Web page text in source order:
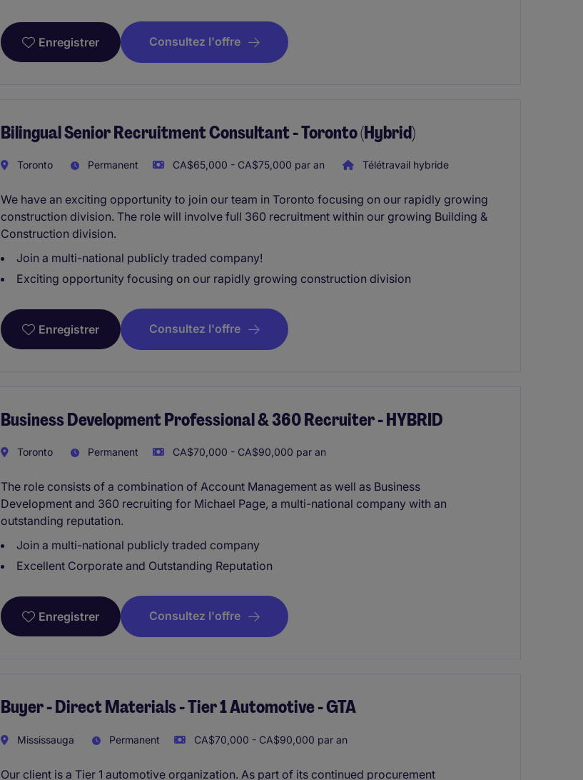
Enregistrer Consultez l'offre
Bilingual Senior Recruitment Consultant - Toronto (Hybrid)
Toronto Permanent CA$65,000 - CA$75,000 par an Télétravail hybride
We have an exciting opportunity to join our team in Toronto focusing on our rapidly growing
construction division. The role will involve full 360 recruitment within our growing Building &
Construction division.
Join a multi-national publicly traded company!
Exciting opportunity focusing on our rapidly growing construction division
Enregistrer Consultez l'offre
Business Development Professional & 360 Recruiter - HYBRID
Toronto Permanent CA$70,000 - CA$90,000 par an
The role consists of a combination of Account Management as well as Business
Development and 360 recruiting for Michael Page, a multi-national company with an
outstanding reputation.
Join a multi-national publicly traded company
Excellent Corporate and Outstanding Reputation
Enregistrer Consultez l'offre
Buyer - Direct Materials - Tier 1 Automotive - GTA
Mississauga Permanent CA$70,000 - CA$90,000 par an
Our client is a Tier 1 automotive organization. As part of its continued procurement